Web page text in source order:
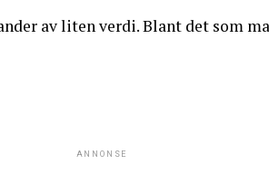
av liten verdi. Blant det som
ANNONSE